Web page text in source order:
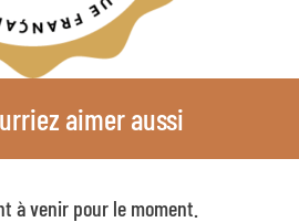
aimer aussi
à venir pour le moment.